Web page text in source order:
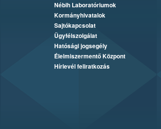
Nébih Laboratóriumok
Kormányhivatalok
Sajtókapcsolat
Ügyfélszolgálat
Hatósági jogsegély
Élelmiszermentő Központ
Hírlevél feliratkozás